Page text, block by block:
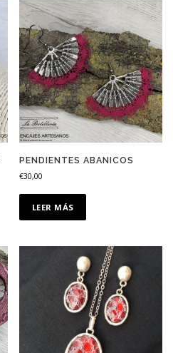
PENDIENTES ABANICOS
€30,00
LEER MÁS